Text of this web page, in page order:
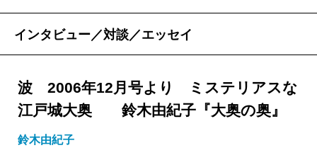
インタビュー／対談／エッセイ
波 2006年12月号より ミステリアスな
江戸城大奥 鈴木由紀子『大奥の奥』
鈴木由紀子